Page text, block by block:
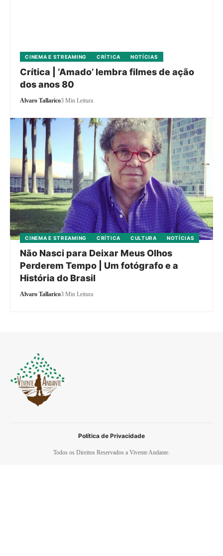
CINEMA E STREAMING CRÍTICA NOTÍCIAS
Crítica | ‘Amado’ lembra filmes de ação
dos anos 80
Alvaro Tallarico3 Min Leitura
CINEMA E STREAMING CRÍTICA CULTURA NOTÍCIAS
Não Nasci para Deixar Meus Olhos
Perderem Tempo | Um fotógrafo e a
História do Brasil
Alvaro Tallarico3 Min Leitura
Todos os Direitos Reservados a Vivente Andante.
Política de Privacidade